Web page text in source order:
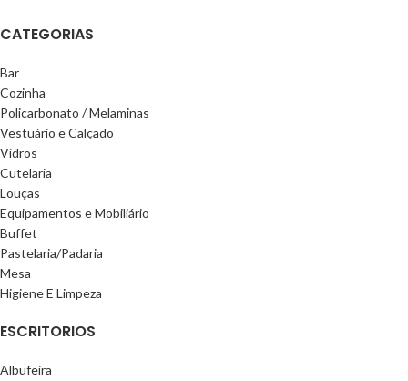
CATEGORIAS
Bar
Cozinha
Policarbonato / Melaminas
Vestuário e Calçado
Vidros
Cutelaria
Louças
Equipamentos e Mobiliário
Buffet
Pastelaria/Padaria
Mesa
Higiene E Limpeza
ESCRITORIOS
Albufeira